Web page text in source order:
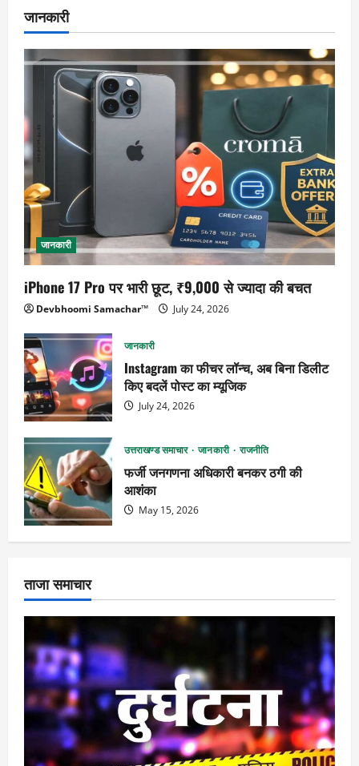
जानकारी
जानकारी
iPhone 17 Pro पर भारी छूट, ₹9,000 से ज्यादा की बचत
Devbhoomi Samachar™ July 24, 2026
जानकारी
Instagram का फीचर लॉन्च, अब बिना डिलीट
किए बदलें पोस्ट का म्यूजिक
July 24, 2026
उत्तराखण्ड समाचार जानकारी राजनीति
फर्जी जनगणना अधिकारी बनकर ठगी की
आशंका
May 15, 2026
ताजा समाचार